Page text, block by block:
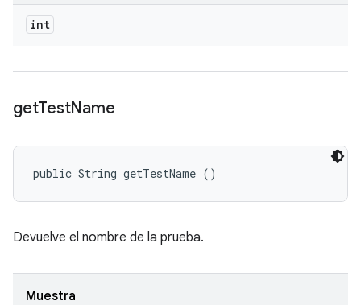
int
getTestName
public String getTestName ()
Devuelve el nombre de la prueba.
Muestra